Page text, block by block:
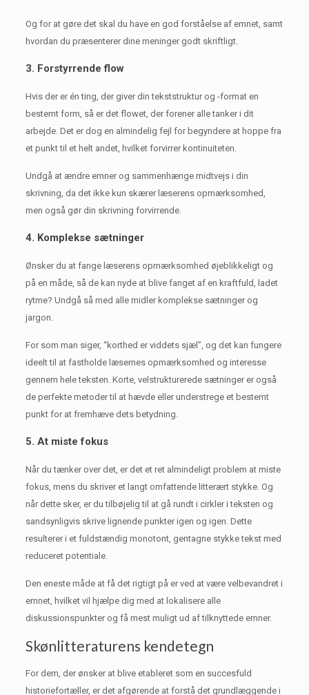
Og for at gøre det skal du have en god forståelse af emnet, samt
hvordan du præsenterer dine meninger godt skriftligt.
3. Forstyrrende flow
Hvis der er én ting, der giver din tekststruktur og -format en
bestemt form, så er det flowet, der forener alle tanker i dit
arbejde. Det er dog en almindelig fejl for begyndere at hoppe fra
et punkt til et helt andet, hvilket forvirrer kontinuiteten.
Undgå at ændre emner og sammenhænge midtvejs i din
skrivning, da det ikke kun skærer læserens opmærksomhed,
men også gør din skrivning forvirrende.
4. Komplekse sætninger
Ønsker du at fange læserens opmærksomhed øjeblikkeligt og
på en måde, så de kan nyde at blive fanget af en kraftfuld, ladet
rytme? Undgå så med alle midler komplekse sætninger og
jargon.
For som man siger, “korthed er viddets sjæl”, og det kan fungere
ideelt til at fastholde læsernes opmærksomhed og interesse
gennem hele teksten. Korte, velstrukturerede sætninger er også
de perfekte metoder til at hævde eller understrege et bestemt
punkt for at fremhæve dets betydning.
5. At miste fokus
Når du tænker over det, er det et ret almindeligt problem at miste
fokus, mens du skriver et langt omfattende litterært stykke. Og
når dette sker, er du tilbøjelig til at gå rundt i cirkler i teksten og
sandsynligvis skrive lignende punkter igen og igen. Dette
resulterer i et fuldstændig monotont, gentagne stykke tekst med
reduceret potentiale.
Den eneste måde at få det rigtigt på er ved at være velbevandret i
emnet, hvilket vil hjælpe dig med at lokalisere alle
diskussionspunkter og få mest muligt ud af tilknyttede emner.
Skønlitteraturens kendetegn
For dem, der ønsker at blive etableret som en succesfuld
historiefortæller, er det afgørende at forstå det grundlæggende i